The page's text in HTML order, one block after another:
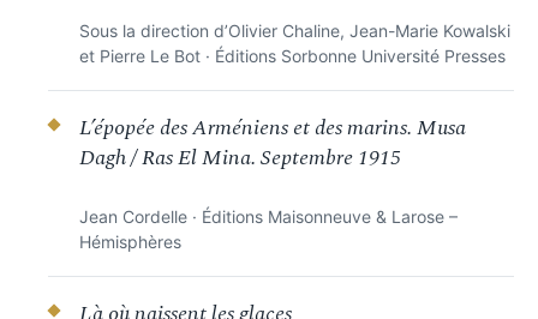
Sous la direction d’Olivier Chaline, Jean-Marie Kowalski
et Pierre Le Bot · Éditions Sorbonne Université Presses
L’épopée des Arméniens et des marins. Musa
Dagh / Ras El Mina. Septembre 1915
Jean Cordelle · Éditions Maisonneuve & Larose –
Hémisphères